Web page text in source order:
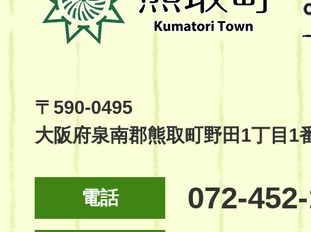
町
Kumatori
Site
〒590-0495
大阪府泉南郡熊取町野田1丁目1
電話 072-